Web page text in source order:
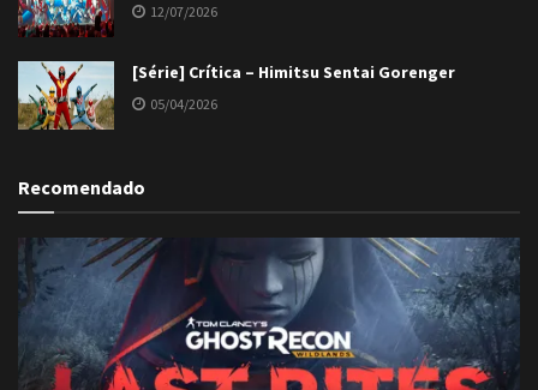
12/07/2026
[Série] Crítica – Himitsu Sentai Gorenger
05/04/2026
Recomendado